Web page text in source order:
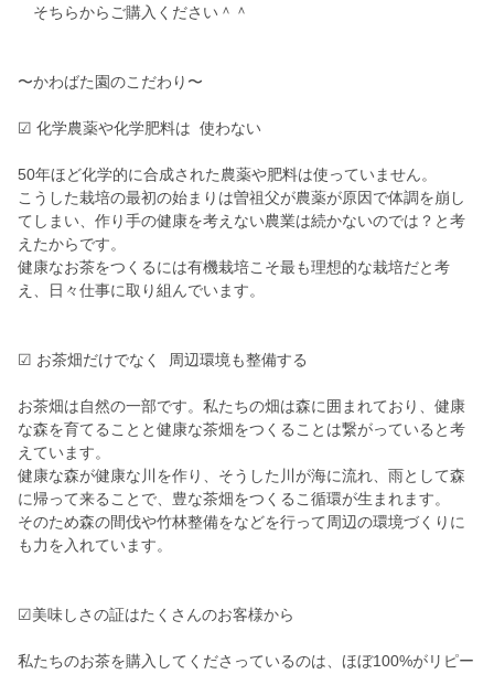
そちらからご購入ください＾＾
〜かわばた園のこだわり〜
☑︎ 化学農薬や化学肥料は 使わない
50年ほど化学的に合成された農薬や肥料は使っていません。
こうした栽培の最初の始まりは曽祖父が農薬が原因で体調を崩し
てしまい、作り手の健康を考えない農業は続かないのでは？と考
えたからです。
健康なお茶をつくるには有機栽培こそ最も理想的な栽培だと考
え、日々仕事に取り組んでいます。
☑︎ お茶畑だけでなく 周辺環境も整備する
お茶畑は自然の一部です。私たちの畑は森に囲まれており、健康
な森を育てることと健康な茶畑をつくることは繋がっていると考
えています。
健康な森が健康な川を作り、そうした川が海に流れ、雨として森
に帰って来ることで、豊な茶畑をつくるこ循環が生まれます。
そのため森の間伐や竹林整備をなどを行って周辺の環境づくりに
も力を入れています。
☑︎美味しさの証はたくさんのお客様から
私たちのお茶を購入してくださっているのは、ほぼ100%がリピー